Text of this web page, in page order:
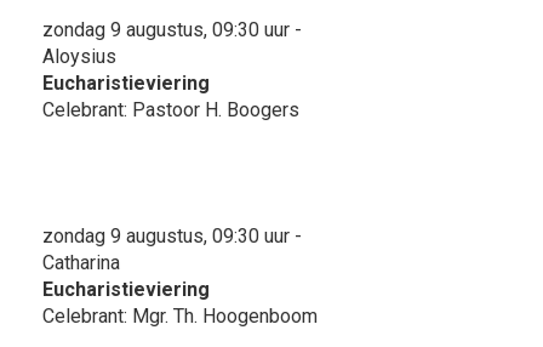
zondag 9 augustus, 09:30 uur -
Aloysius
Eucharistieviering
Celebrant: Pastoor H. Boogers
zondag 9 augustus, 09:30 uur -
Catharina
Eucharistieviering
Celebrant: Mgr. Th. Hoogenboom